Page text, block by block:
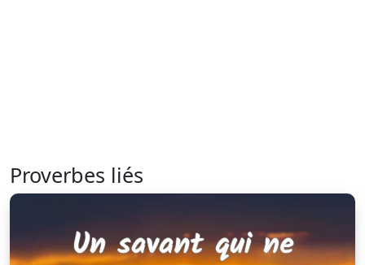
Proverbes liés